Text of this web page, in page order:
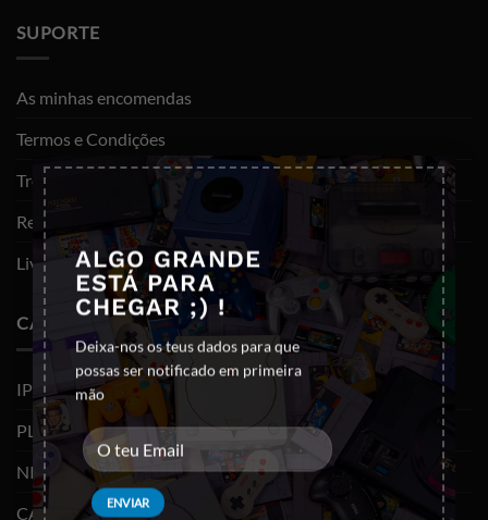
ALGO GRANDE
ESTÁ PARA
CHEGAR ;) !
Deixa-nos os teus dados para que
possas ser notificado em primeira
mão
×
SUPORTE
As minhas encomendas
Termos e Condições
Trocas e devoluções
Resolução de litígios
Livro de reclamações
CATEGORIAS
IPHONES (RECONDICIONADOS)
PLAYSTATION
NINTENDO SWITCH
CABOS E ADAPTADORES TYPE-C